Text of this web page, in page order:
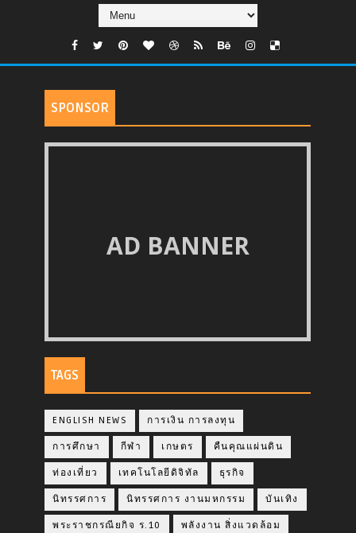
SPONSOR
AD BANNER
TAGS
ENGLISH NEWS การเงิน การลงทุน
การศึกษา กีฬา เกษตร คืนคุณแผ่นดิน
ท่องเที่ยว เทคโนโลยีดิจิทัล ธุรกิจ
นิทรรศการ นิทรรศการ งานมหกรรม บันเทิง
พระราชกรณียกิจ ร.10 พลังงาน สิ่งแวดล้อม